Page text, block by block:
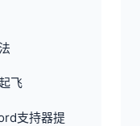
飞
支持器提